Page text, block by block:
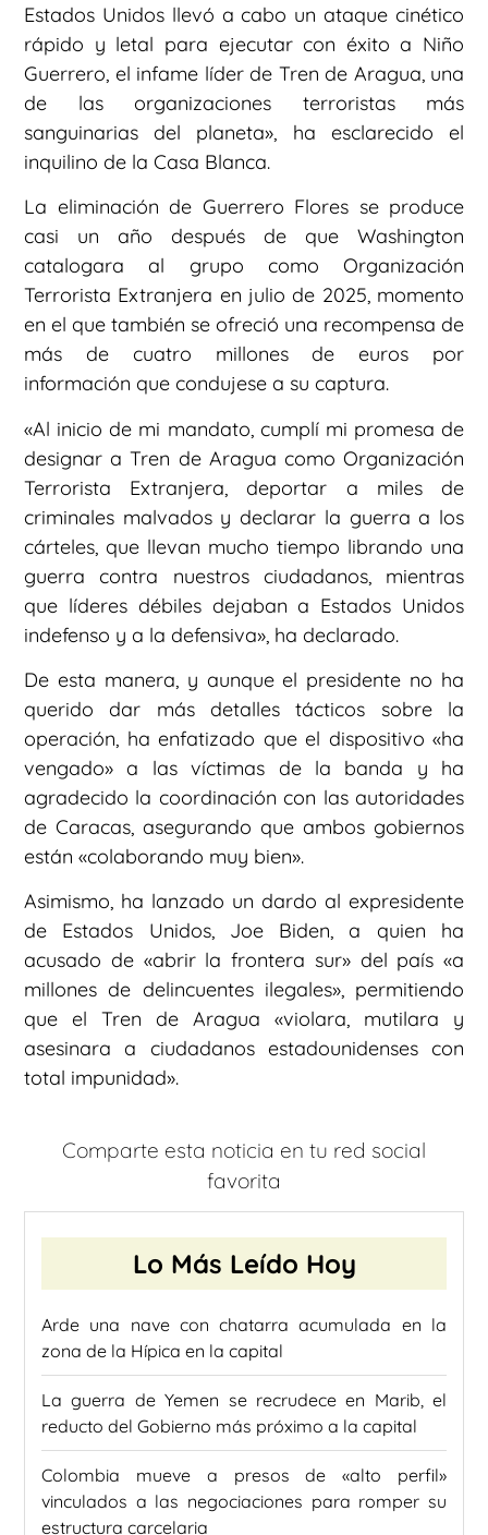
Estados Unidos llevó a cabo un ataque cinético
rápido y letal para ejecutar con éxito a Niño
Guerrero, el infame líder de Tren de Aragua, una
de las organizaciones terroristas más
sanguinarias del planeta», ha esclarecido el
inquilino de la Casa Blanca.
La eliminación de Guerrero Flores se produce
casi un año después de que Washington
catalogara al grupo como Organización
Terrorista Extranjera en julio de 2025, momento
en el que también se ofreció una recompensa de
más de cuatro millones de euros por
información que condujese a su captura.
«Al inicio de mi mandato, cumplí mi promesa de
designar a Tren de Aragua como Organización
Terrorista Extranjera, deportar a miles de
criminales malvados y declarar la guerra a los
cárteles, que llevan mucho tiempo librando una
guerra contra nuestros ciudadanos, mientras
que líderes débiles dejaban a Estados Unidos
indefenso y a la defensiva», ha declarado.
De esta manera, y aunque el presidente no ha
querido dar más detalles tácticos sobre la
operación, ha enfatizado que el dispositivo «ha
vengado» a las víctimas de la banda y ha
agradecido la coordinación con las autoridades
de Caracas, asegurando que ambos gobiernos
están «colaborando muy bien».
Asimismo, ha lanzado un dardo al expresidente
de Estados Unidos, Joe Biden, a quien ha
acusado de «abrir la frontera sur» del país «a
millones de delincuentes ilegales», permitiendo
que el Tren de Aragua «violara, mutilara y
asesinara a ciudadanos estadounidenses con
total impunidad».
Comparte esta noticia en tu red social
favorita
Lo Más Leído Hoy
Arde una nave con chatarra acumulada en la
zona de la Hípica en la capital
La guerra de Yemen se recrudece en Marib, el
reducto del Gobierno más próximo a la capital
Colombia mueve a presos de «alto perfil»
vinculados a las negociaciones para romper su
estructura carcelaria